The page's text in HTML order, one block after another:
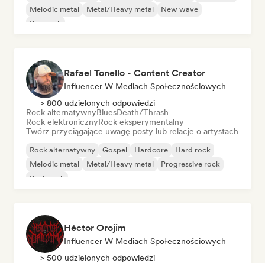
Melodic metal
Metal/Heavy metal
New wave
Pop rock
Rafael Tonello - Content Creator
Influencer W Mediach Społecznościowych
> 800 udzielonych odpowiedzi
Rock alternatywnyBluesDeath/Thrash
Rock elektronicznyRock eksperymentalny
Twórz przyciągające uwagę posty lub relacje o artystach
Rock alternatywny Gospel Hardcore
Hard rock
Melodic metal
Metal/Heavy metal
Progressive rock
Punk rock
Héctor Orojim
Influencer W Mediach Społecznościowych
> 500 udzielonych odpowiedzi